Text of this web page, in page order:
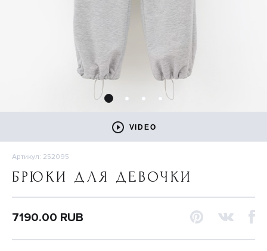
VIDEO
Артикул: 252095
БРЮКИ ДЛЯ ДЕВОЧКИ
7190.00 RUB